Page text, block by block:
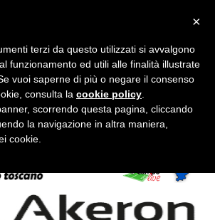
×
terzi da questo utilizzati si avvalgono
funzionamento ed utili alle finalità illustrate
vuoi saperne di più o negare il consenso
consulta la cookie policy
scorrendo questa pagina, cliccando
la navigazione in altra maniera,
cookie.